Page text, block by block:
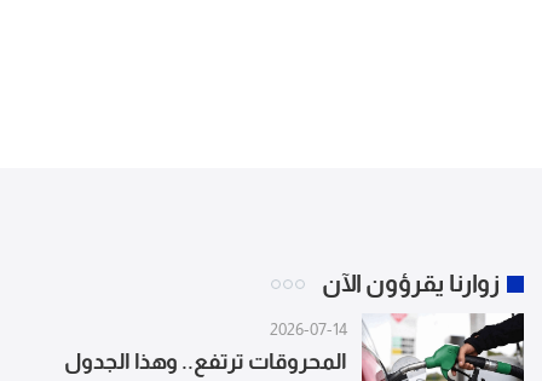
زوارنا يقرؤون الآن
2026-07-14
المحروقات ترتفع.. وهذا الجدول